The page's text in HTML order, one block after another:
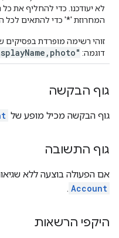
לא יעודכנו. כדי להחליף את
המחרוזת '*' כדי להתאים לכל
זוהי רשימה מופרדת
דוגמה:
גוף הבקשה
גוף הבקשה מכיל מופע של
גוף התשובה
אם הפעולה בוצעה ללא
Account
.
היקפי הרשאות